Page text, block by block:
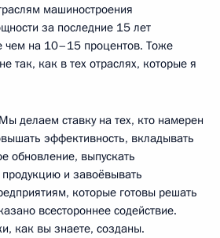
машиностроения
за последние 15 лет
чем на 10–15 процентов. Тоже
так, как в тех отраслях, которые я
делаем ставку на тех, кто намерен
эффективность, вкладывать
обновление, выпускать
и завоёвывать
которые готовы решать
всестороннее содействие.
как вы знаете, созданы.